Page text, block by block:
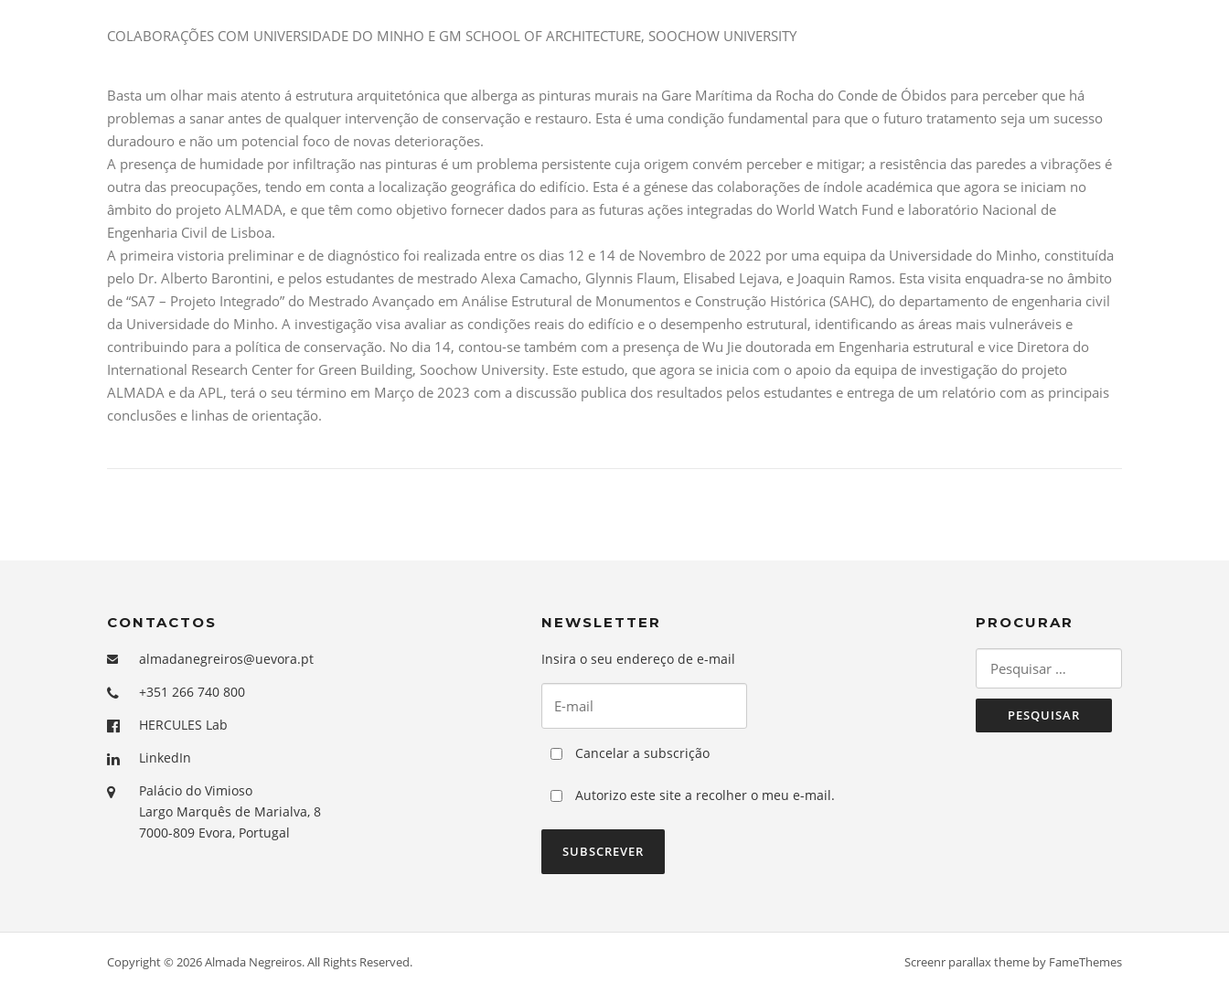
COLABORAÇÕES COM UNIVERSIDADE DO MINHO E GM SCHOOL OF ARCHITECTURE, SOOCHOW UNIVERSITY
Basta um olhar mais atento á estrutura arquitetónica que alberga as pinturas murais na Gare Marítima da Rocha do Conde de Óbidos para perceber que há
problemas a sanar antes de qualquer intervenção de conservação e restauro. Esta é uma condição fundamental para que o futuro tratamento seja um sucesso
duradouro e não um potencial foco de novas deteriorações.
A presença de humidade por infiltração nas pinturas é um problema persistente cuja origem convém perceber e mitigar; a resistência das paredes a vibrações é
outra das preocupações, tendo em conta a localização geográfica do edifício. Esta é a génese das colaborações de índole académica que agora se iniciam no
âmbito do projeto ALMADA, e que têm como objetivo fornecer dados para as futuras ações integradas do World Watch Fund e laboratório Nacional de
Engenharia Civil de Lisboa.
A primeira vistoria preliminar e de diagnóstico foi realizada entre os dias 12 e 14 de Novembro de 2022 por uma equipa da Universidade do Minho, constituída
pelo Dr. Alberto Barontini, e pelos estudantes de mestrado Alexa Camacho, Glynnis Flaum, Elisabed Lejava, e Joaquin Ramos. Esta visita enquadra-se no âmbito
de “SA7 – Projeto Integrado” do Mestrado Avançado em Análise Estrutural de Monumentos e Construção Histórica (SAHC), do departamento de engenharia civil
da Universidade do Minho. A investigação visa avaliar as condições reais do edifício e o desempenho estrutural, identificando as áreas mais vulneráveis e
contribuindo para a política de conservação. No dia 14, contou-se também com a presença de Wu Jie doutorada em Engenharia estrutural e vice Diretora do
International Research Center for Green Building, Soochow University. Este estudo, que agora se inicia com o apoio da equipa de investigação do projeto
ALMADA e da APL, terá o seu término em Março de 2023 com a discussão publica dos resultados pelos estudantes e entrega de um relatório com as principais
conclusões e linhas de orientação.
CONTACTOS
almadanegreiros@uevora.pt
+351 266 740 800
HERCULES Lab
LinkedIn
Palácio do Vimioso
Largo Marquês de Marialva, 8
7000-809 Evora, Portugal
NEWSLETTER
Insira o seu endereço de e-mail
Cancelar a subscrição
Autorizo este site a recolher o meu e-mail.
PROCURAR
por:
Copyright © 2026 Almada Negreiros. All Rights Reserved. Screenr parallax theme by FameThemes